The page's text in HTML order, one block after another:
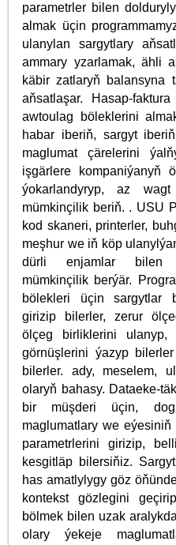
parametrler bilen
almak üçin
ulanylan sargytlary
ammary yzarlamak, ähli
käbir zatlaryň balansyna
aňsatlaşar. Hasap-
awtoulag böleklerini
habar iberiň, sargyt
maglumat çärelerini
işgärlere kompaniýanyň
ýokarlandyryp, az
mümkinçilik beriň. . USU
kod skaneri, printerler,
meşhur we iň köp
dürli enjamlar bilen
mümkinçilik berýär.
bölekleri üçin sargytlar
girizip bilerler, zerur
ölçeg birliklerini ulanyp,
görnüşlerini ýazyp
bilerler. ady, meselem,
olaryň bahasy. Dataeke-
bir müşderi üçin,
maglumatlary we
parametrlerini girizip,
kesgitläp bilersiňiz.
has amatlylygy göz
kontekst gözlegini
bölmek bilen uzak
olary ýekeje